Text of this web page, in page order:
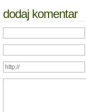
dodaj komentar